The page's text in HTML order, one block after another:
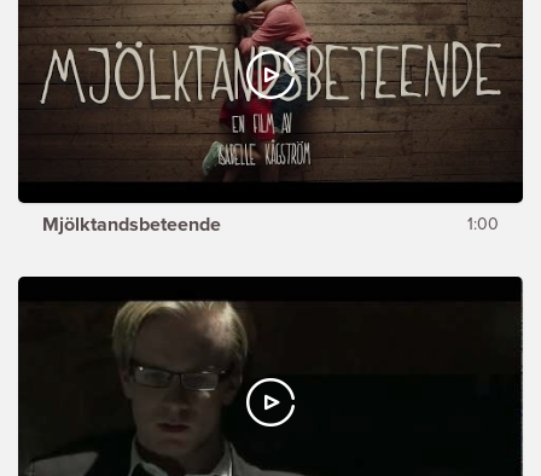
Mjölktandsbeteende 1:00